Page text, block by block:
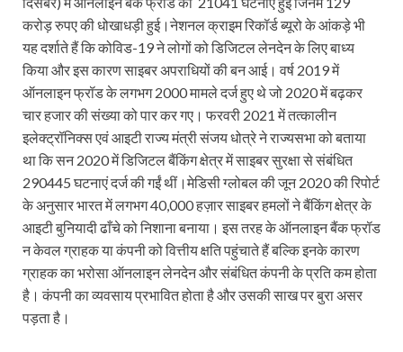
करोड़ रुपए की धोखाधड़ी हुई।नेशनल क्राइम रिकॉर्ड ब्यूरो के आंकड़े भी
यह दर्शाते हैं कि कोविड-19 ने लोगों को डिजिटल लेनदेन के लिए बाध्य
किया और इस कारण साइबर अपराधियों की बन आई। वर्ष 2019 में
ऑनलाइन फ्रॉड के लगभग 2000 मामले दर्ज हुए थे जो 2020 में बढ़कर
चार हजार की संख्या को पार कर गए। फरवरी 2021 में तत्कालीन
इलेक्ट्रॉनिक्स एवं आइटी राज्य मंत्री संजय धोत्रे ने राज्यसभा को बताया
था कि सन 2020 में डिजिटल बैंकिंग क्षेत्र में साइबर सुरक्षा से संबंधित
290445 घटनाएं दर्ज की गईं थीं।मेडिसी ग्लोबल की जून 2020 की रिपोर्ट
के अनुसार भारत में लगभग 40,000 हज़ार साइबर हमलों ने बैंकिंग क्षेत्र के
आइटी बुनियादी ढाँचे को निशाना बनाया। इस तरह के ऑनलाइन बैंक फ्रॉड
न केवल ग्राहक या कंपनी को वित्तीय क्षति पहुंचाते हैं बल्कि इनके कारण
ग्राहक का भरोसा ऑनलाइन लेनदेन और संबंधित कंपनी के प्रति कम होता
है। कंपनी का व्यवसाय प्रभावित होता है और उसकी साख पर बुरा असर
पड़ता है।